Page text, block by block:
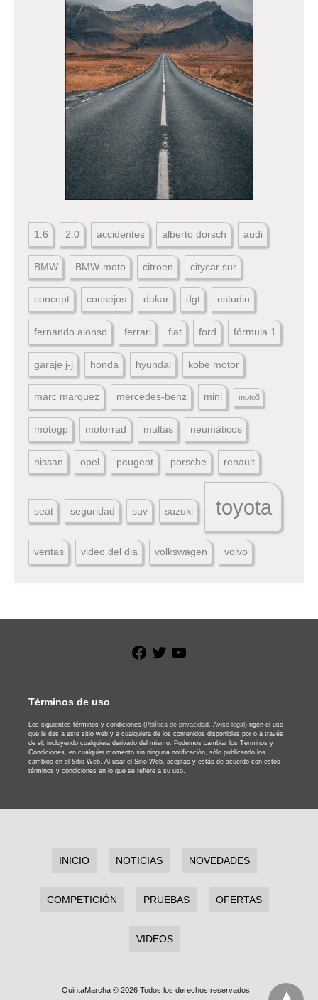
1.6 2.0 accidentes alberto dorsch audi
BMW BMW-moto citroen citycar sur
concept consejos dakar dgt estudio
fernando alonso ferrari fiat ford fórmula 1
garaje j-j honda hyundai kobe motor
marc marquez mercedes-benz mini moto3
motogp motorrad multas neumáticos
nissan opel peugeot porsche renault
seat seguridad suv suzuki toyota
ventas video del dia volkswagen volvo
Facebook
Twitter
Términos de uso
Los siguientes términos y condiciones (Política de privacidad, Aviso legal) rigen el uso
que le das a este sitio web y a cualquiera de los contenidos disponibles por o a través
de el, incluyendo cualquiera derivado del mismo. Podemos cambiar los Términos y
Condiciones, en cualquier momento sin ninguna notificación, sólo publicando los
cambios en el Sitio Web. Al usar el Sitio Web, aceptas y estás de acuerdo con estos
términos y condiciones en lo que se refiere a su uso.
INICIO NOTICIAS NOVEDADES
COMPETICIÓN PRUEBAS OFERTAS
VIDEOS
QuintaMarcha © 2026 Todos los derechos reservados